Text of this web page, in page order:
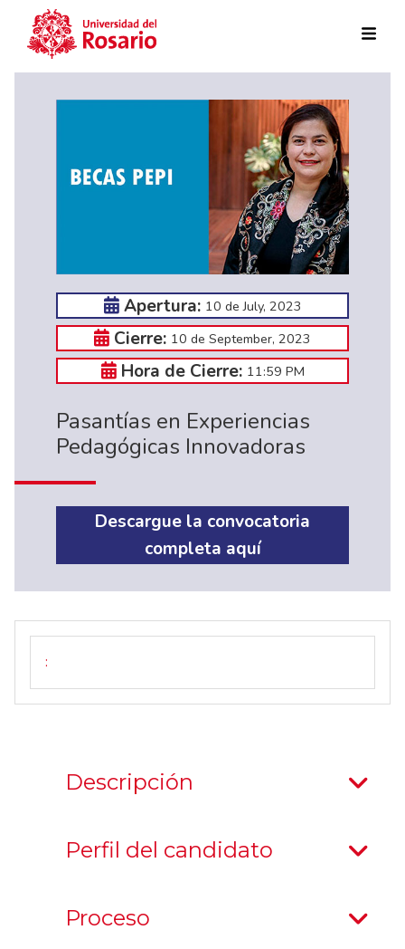
Apertura: 10 de July, 2023
Cierre: 10 de September, 2023
Hora de Cierre: 11:59 PM
Pasantías en Experiencias
Pedagógicas Innovadoras
Descargue la convocatoria
completa aquí
Descripción
Perfil del candidato
Proceso